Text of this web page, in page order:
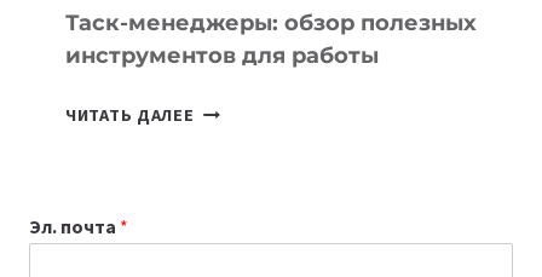
СЕГОДНЯ
Таск-менеджеры: обзор полезных
инструментов для работы
ЧИТАТЬ ДАЛЕЕ ТАСК-
Эл. почта *